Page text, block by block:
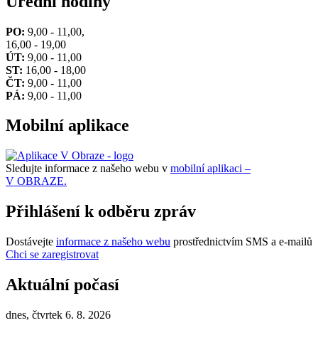
PO: 9,00 - 11,00,
16,00 - 19,00
ÚT: 9,00 - 11,00
ST: 16,00 - 18,00
ČT: 9,00 - 11,00
PÁ: 9,00 - 11,00
Mobilní aplikace
Sledujte informace z našeho webu v mobilní aplikaci –
V OBRAZE.
Přihlášení k odběru zpráv
Dostávejte informace z našeho webu prostřednictvím SMS a e-mailů
Chci se zaregistrovat
Aktuální počasí
dnes, čtvrtek 6. 8. 2026